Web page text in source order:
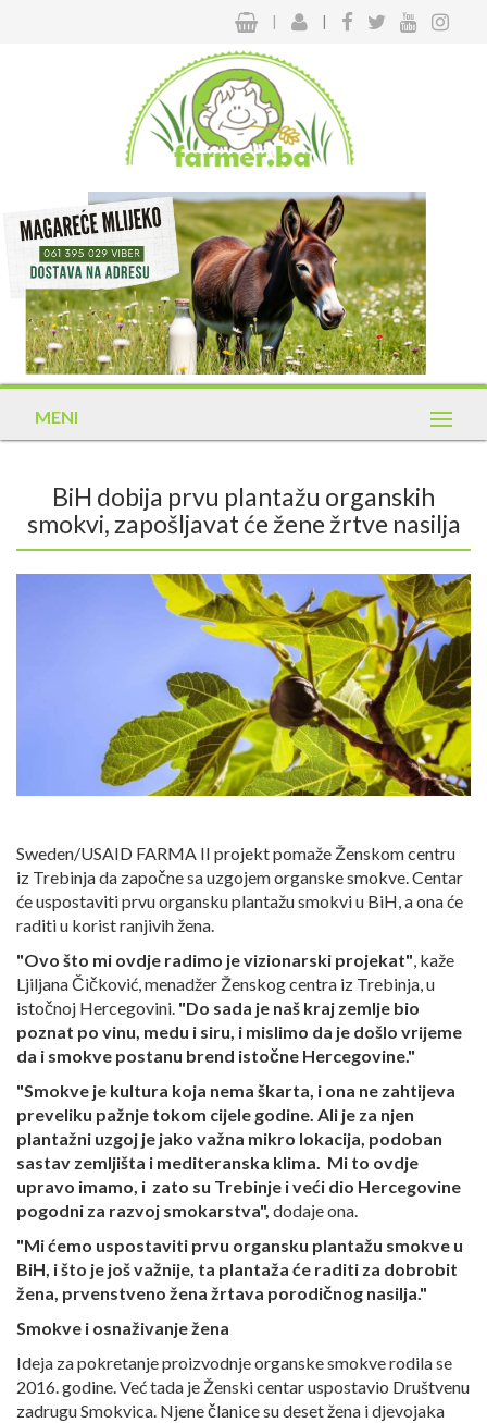
| |
MENI
BiH dobija prvu plantažu organskih
smokvi, zapošljavat će žene žrtve nasilja
Sweden/USAID FARMA II projekt pomaže Ženskom centru
iz Trebinja da započne sa uzgojem organske smokve. Centar
će uspostaviti prvu organsku plantažu smokvi u BiH, a ona će
raditi u korist ranjivih žena.
"Ovo što mi ovdje radimo je vizionarski projekat", kaže
Ljiljana Čičković, menadžer Ženskog centra iz Trebinja, u
istočnoj Hercegovini. "Do sada je naš kraj zemlje bio
poznat po vinu, medu i siru, i mislimo da je došlo vrijeme
da i smokve postanu brend istočne Hercegovine."
"Smokve je kultura koja nema škarta, i ona ne zahtijeva
preveliku pažnje tokom cijele godine. Ali je za njen
plantažni uzgoj je jako važna mikro lokacija, podoban
sastav zemljišta i mediteranska klima. Mi to ovdje
upravo imamo, i zato su Trebinje i veći dio Hercegovine
pogodni za razvoj smokarstva", dodaje ona.
"Mi ćemo uspostaviti prvu organsku plantažu smokve u
BiH, i što je još važnije, ta plantaža će raditi za dobrobit
žena, prvenstveno žena žrtava porodičnog nasilja."
Smokve i osnaživanje žena
Ideja za pokretanje proizvodnje organske smokve rodila se
2016. godine. Već tada je Ženski centar uspostavio Društvenu
zadrugu Smokvica. Njene članice su deset žena i djevojaka